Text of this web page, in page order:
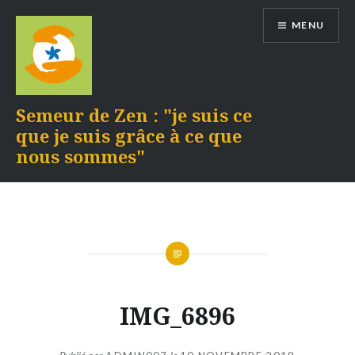
contenu
Semeur de Zen : "je suis ce
que je suis grâce à ce que
nous sommes"
MENU
IMG_6896